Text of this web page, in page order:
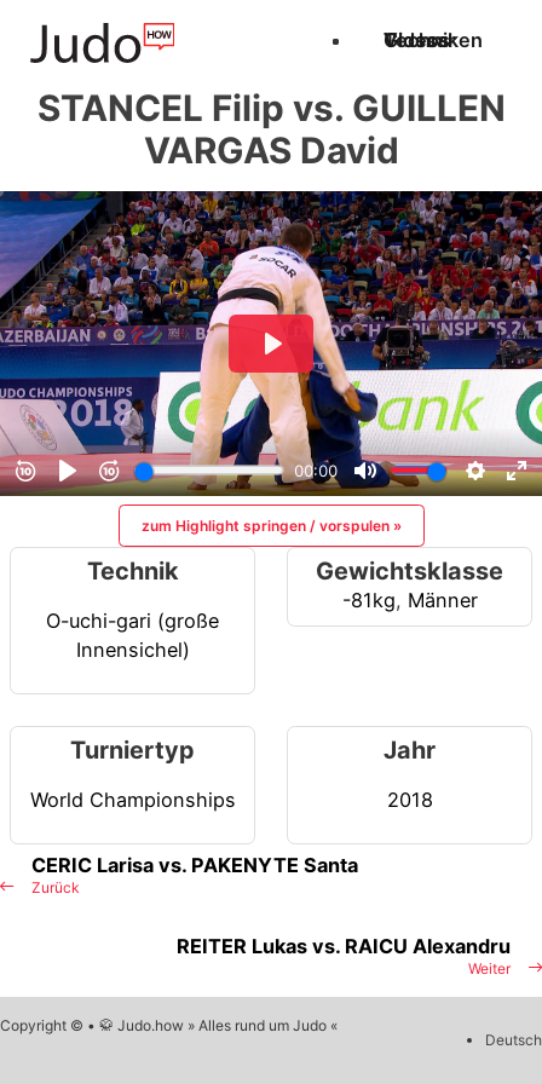
Techniken
Videos
Glossar
STANCEL Filip vs. GUILLEN
VARGAS David
zum Highlight springen / vorspulen »
Technik
O-uchi-gari (große
Innensichel)
Gewichtsklasse
-81kg, Männer
Turniertyp
World Championships
Jahr
2018
Zurück
CERIC Larisa vs. PAKENYTE Santa
Weiter
REITER Lukas vs. RAICU Alexandru
Copyright © • 🥋 Judo.how » Alles rund um Judo «
Deutsch